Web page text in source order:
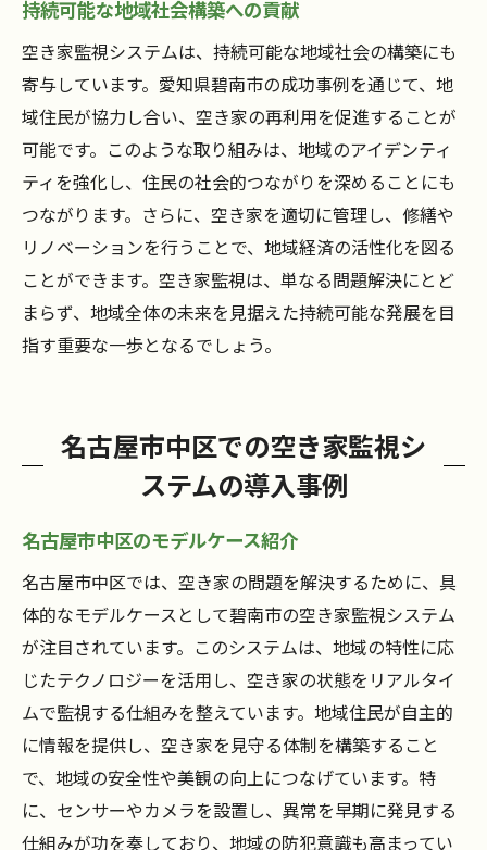
持続可能な地域社会構築への貢献
空き家監視システムは、持続可能な地域社会の構築にも
寄与しています。愛知県碧南市の成功事例を通じて、地
域住民が協力し合い、空き家の再利用を促進することが
可能です。このような取り組みは、地域のアイデンティ
ティを強化し、住民の社会的つながりを深めることにも
つながります。さらに、空き家を適切に管理し、修繕や
リノベーションを行うことで、地域経済の活性化を図る
ことができます。空き家監視は、単なる問題解決にとど
まらず、地域全体の未来を見据えた持続可能な発展を目
指す重要な一歩となるでしょう。
名古屋市中区での空き家監視シ
ステムの導入事例
名古屋市中区のモデルケース紹介
名古屋市中区では、空き家の問題を解決するために、具
体的なモデルケースとして碧南市の空き家監視システム
が注目されています。このシステムは、地域の特性に応
じたテクノロジーを活用し、空き家の状態をリアルタイ
ムで監視する仕組みを整えています。地域住民が自主的
に情報を提供し、空き家を見守る体制を構築すること
で、地域の安全性や美観の向上につなげています。特
に、センサーやカメラを設置し、異常を早期に発見する
仕組みが功を奏しており、地域の防犯意識も高まってい